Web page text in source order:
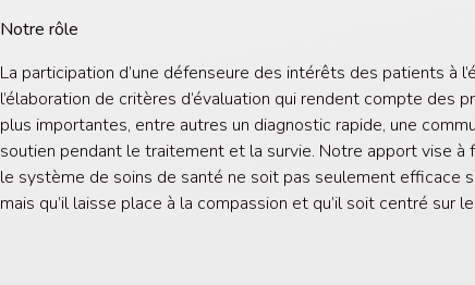
Notre rôle
La participation d’une défenseure des intérêts des patients à
l’élaboration de critères d’évaluation qui rendent compte des
plus importantes, entre autres un diagnostic rapide, une
soutien pendant le traitement et la survie. Notre apport vise à
le système de soins de santé ne soit pas seulement efficace
mais qu’il laisse place à la compassion et qu’il soit centré sur